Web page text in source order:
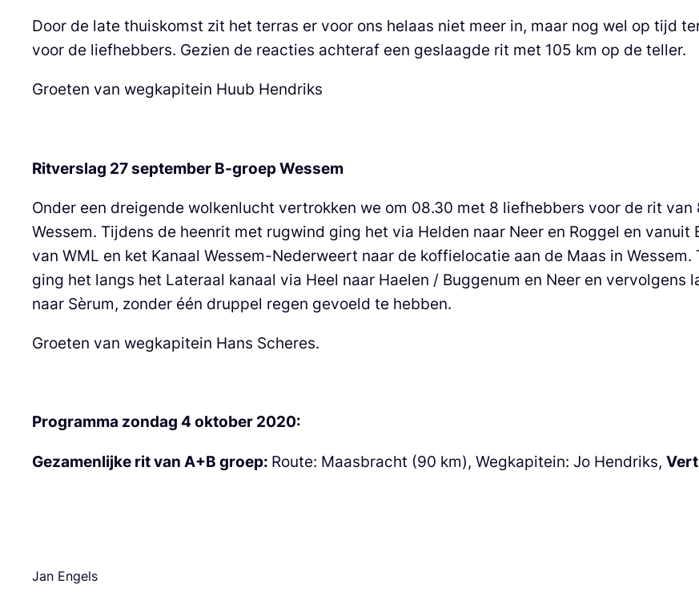
Door de late thuiskomst zit het terras er voor ons helaas niet meer in, maar nog wel op tijd
voor de liefhebbers. Gezien de reacties achteraf een geslaagde rit met 105 km op de teller.
Groeten van wegkapitein Huub Hendriks
Ritverslag 27 september B-groep Wessem
Onder een dreigende wolkenlucht vertrokken we om 08.30 met 8 liefhebbers voor de rit
Wessem. Tijdens de heenrit met rugwind ging het via Helden naar Neer en Roggel en
van WML en ket Kanaal Wessem-Nederweert naar de koffielocatie aan de Maas in
ging het langs het Lateraal kanaal via Heel naar Haelen / Buggenum en Neer en vervolgens
naar Sèrum, zonder één druppel regen gevoeld te hebben.
Groeten van wegkapitein Hans Scheres.
Programma zondag 4 oktober 2020:
Gezamenlijke rit van A+B groep: Route: Maasbracht (90 km), Wegkapitein: Jo Hendriks,
Jan Engels